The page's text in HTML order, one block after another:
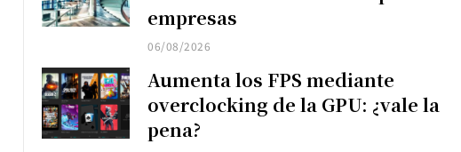
empresas
06/08/2026
Aumenta los FPS mediante
overclocking de la GPU: ¿vale la
pena?